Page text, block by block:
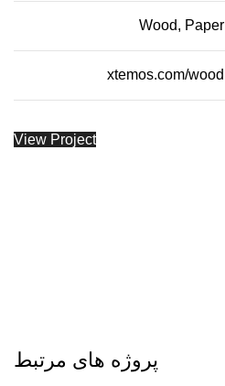
Wood, Paper
xtemos.com/wood
View Project
پروژه های مرتبط